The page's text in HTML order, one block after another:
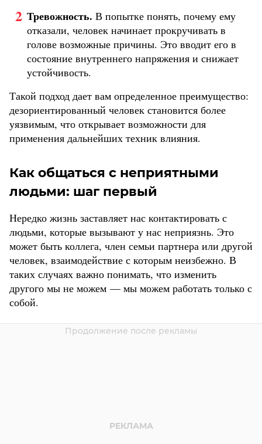
Тревожность. В попытке понять, почему ему
отказали, человек начинает прокручивать в
голове возможные причины. Это вводит его в
состояние внутреннего напряжения и снижает
устойчивость.
Такой подход дает вам определенное преимущество:
дезориентированный человек становится более
уязвимым, что открывает возможности для
применения дальнейших техник влияния.
Как общаться с неприятными
людьми: шаг первый
Нередко жизнь заставляет нас контактировать с
людьми, которые вызывают у нас неприязнь. Это
может быть коллега, член семьи партнера или другой
человек, взаимодействие с которым неизбежно. В
таких случаях важно понимать, что изменить
другого мы не можем — мы можем работать только с
собой.